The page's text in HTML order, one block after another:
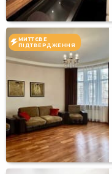
МИТТЄВЕ
ПІДТВЕРДЖЕННЯ